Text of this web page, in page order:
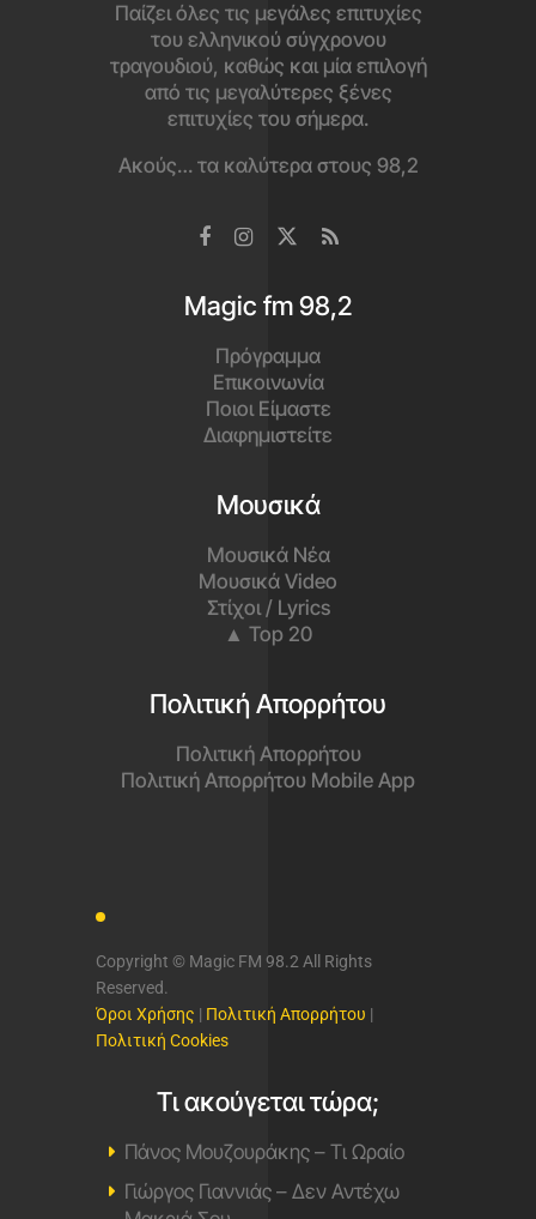
Παίζει όλες τις μεγάλες επιτυχίες
του ελληνικού σύγχρονου
τραγουδιού, καθώς και μία επιλογή
από τις μεγαλύτερες ξένες
επιτυχίες του σήμερα.
Ακούς… τα καλύτερα στους 98,2
Magic fm 98,2
Πρόγραμμα
Επικοινωνία
Ποιοι Είμαστε
Διαφημιστείτε
Μουσικά
Μουσικά Νέα
Μουσικά Video
Στίχοι / Lyrics
▲ Top 20
Πολιτική Απορρήτου
Πολιτική Απορρήτου
Πολιτική Απορρήτου Mobile App
Copyright © Magic FM 98.2 All Rights
Reserved.
Όροι Χρήσης | Πολιτική Απορρήτου |
Πολιτική Cookies
Τι ακούγεται τώρα;
Πάνος Μουζουράκης – Τι Ωραίο
Γιώργος Γιαννιάς – Δεν Αντέχω